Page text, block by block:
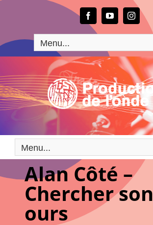
FacebookYouTube
Menu...
Menu...
Alan Côté –
Chercher son
ours